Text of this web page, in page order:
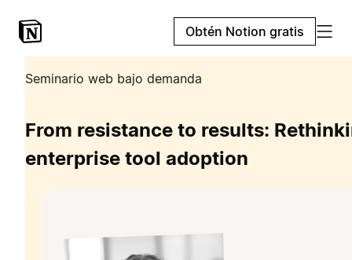
Obtén Notion gratis
Seminario web bajo demanda
From resistance to results:
enterprise tool adoption